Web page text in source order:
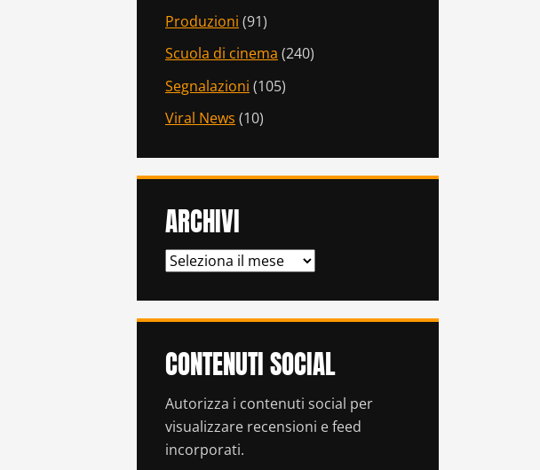
Produzioni (91)
Scuola di cinema (240)
Segnalazioni (105)
Viral News (10)
ARCHIVI
ARCHIVI
CONTENUTI SOCIAL
Autorizza i contenuti social per
visualizzare recensioni e feed
incorporati.